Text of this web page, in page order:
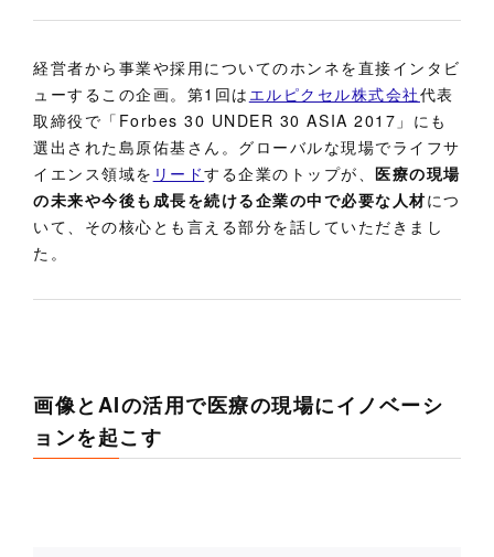
経営者から事業や採用についてのホンネを直接インタビ
ューするこの企画。第1回は エルピクセル株式会社代表
取締役で「Forbes 30 UNDER 30 ASIA 2017」にも
選出された島原佑基さん。グローバルな現場でライフサ
イエンス領域を リードする企業のトップが、医療の現場
の未来や今後も成長を続ける企業の中で必要な人材につ
いて、その核心とも言える部分を話していただきまし
た。
画像とAIの活用で医療の現場にイノベーシ
ョンを起こす